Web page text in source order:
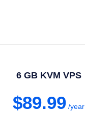
6 GB KVM VPS
$89.99 /year